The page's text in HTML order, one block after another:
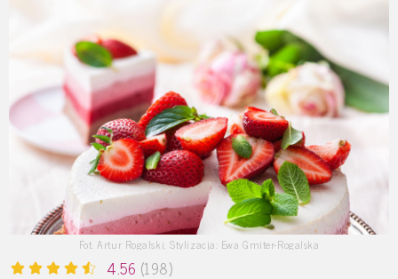
Fot. Artur Rogalski, Stylizacja: Ewa Gmiter-Rogalska
4.56 (198)